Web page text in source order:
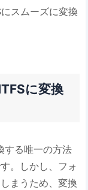
スムーズに変換
に変換
する唯一の方法
。しかし、フォ
まうため、変換